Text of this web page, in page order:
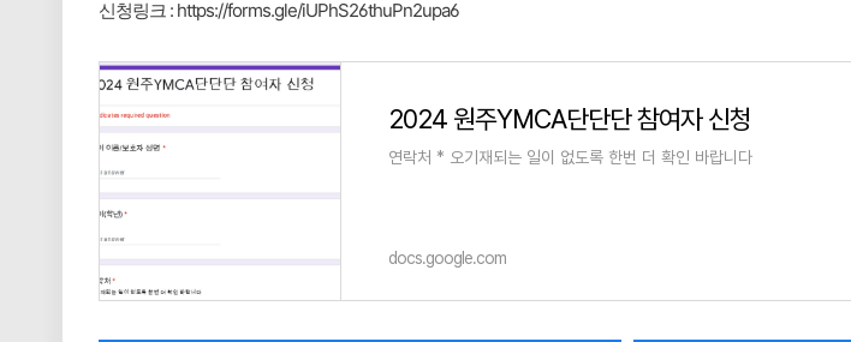
신청링크 : https://forms.gle/iUPhS26thuPn2upa6
2024 원주YMCA단단단 참여자 신청
연락처 * 오기재되는 일이 없도록 한번 더 확인 바랍니다
docs.google.com